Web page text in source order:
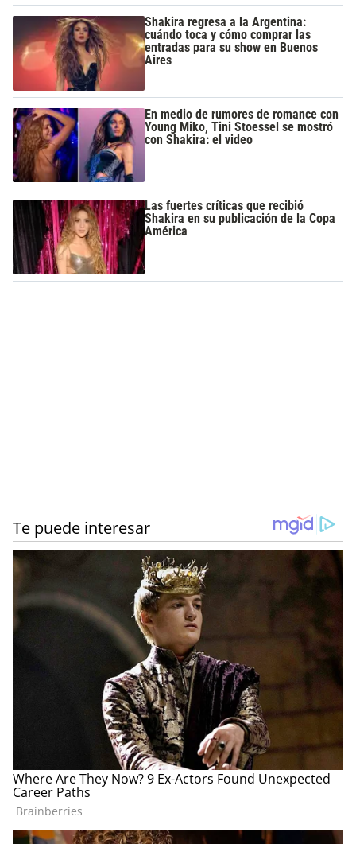
Shakira regresa a la Argentina:
cuándo toca y cómo comprar las
entradas para su show en Buenos
Aires
En medio de rumores de romance con
Young Miko, Tini Stoessel se mostró
con Shakira: el video
Las fuertes críticas que recibió
Shakira en su publicación de la Copa
América